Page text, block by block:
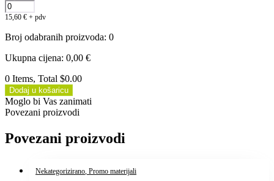
15,60 € + pdv
Broj odabranih proizvoda: 0
Ukupna cijena: 0,00 €
0 Items, Total $0.00
Dodaj u košaricu
Moglo bi Vas zanimati
Povezani proizvodi
Povezani proizvodi
Nekategorizirano , Promo materijali